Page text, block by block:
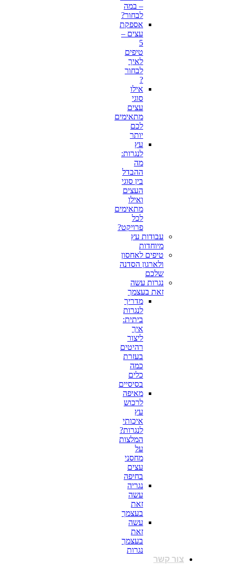
– במה
לבחור?
אספקת
עצים –
5
טיפים
לאיך
לבחור
?
אילו
סוגי
עצים
מתאימים
לכם
יותר
עץ
לנגרות:
מה
ההבדל
בין סוגי
העצים
ואילו
מתאימים
לכל
פרויקט?
עבודות עץ
מיוחדות
טיפים לאחסון
ולארגון הסדנה
שלכם
נגרות עשה
זאת בעצמך
מדריך
לנגרות
ביתית:
איך
ליצור
רהיטים
בעזרת
כמה
כלים
בסיסיים
מאיפה
לרכוש
עץ
איכותי
לנגרות?
המלצות
על
מחסני
עצים
בחיפה
נגריה
עשה
זאת
בעצמך
עשה
זאת
בעצמך
נגרות
צור קשר